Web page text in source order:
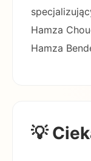
Hamza
Hamza
💡